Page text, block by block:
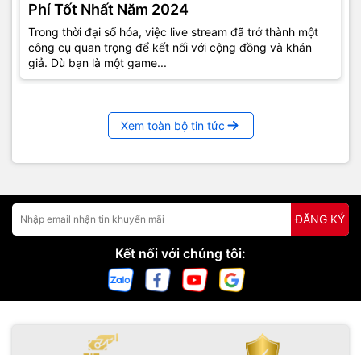
Phí Tốt Nhất Năm 2024
Trong thời đại số hóa, việc live stream đã trở thành một
công cụ quan trọng để kết nối với cộng đồng và khán
giả. Dù bạn là một game...
Xem toàn bộ tin tức
ĐĂNG KÝ
Kết nối với chúng tôi: